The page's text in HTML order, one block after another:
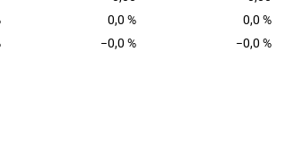
0,0 % 0,0 %
−0,0 % −0,0 %